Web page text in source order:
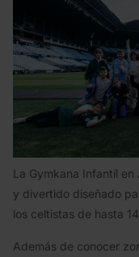
La Gymkana Infantil
y divertido diseñado
los celtistas de hasta 14
Además de conocer